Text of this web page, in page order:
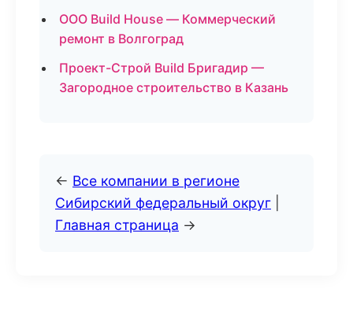
ООО Build House — Коммерческий
ремонт в Волгоград
Проект-Строй Build Бригадир —
Загородное строительство в Казань
← Все компании в регионе
Сибирский федеральный округ
Главная страница →